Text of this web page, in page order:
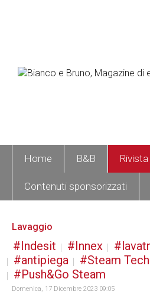
Home B&B Rivista
Contenuti sponsorizzati
Lavaggio
Indesit Innex
antipiega
Steam
Push&Go Steam
Domenica, 17 Dicembre 2023 09:05